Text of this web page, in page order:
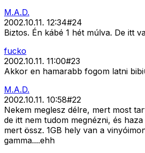
M.A.D.
2002.10.11. 12:34#24
Biztos. Én kábé 1 hét múlva. De itt
fucko
2002.10.11. 11:00#23
Akkor en hamarabb fogom latni
M.A.D.
2002.10.11. 10:58#22
Nekem meglesz délre, mert most
de itt nem tudom megnézni, és
mert össz. 1GB hely van a
gamma....ehh